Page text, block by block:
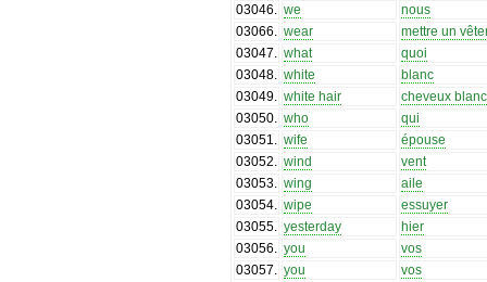
03046
we
nous
03066
wear
mettre un
03047
what
quoi
03048
white
blanc
03049
white hair
cheveux
03050
who
qui
03051
wife
épouse
03052
wind
vent
03053
wing
aile
03054
wipe
essuyer
03055
yesterday
hier
03056
you
vos
03057
you
vos